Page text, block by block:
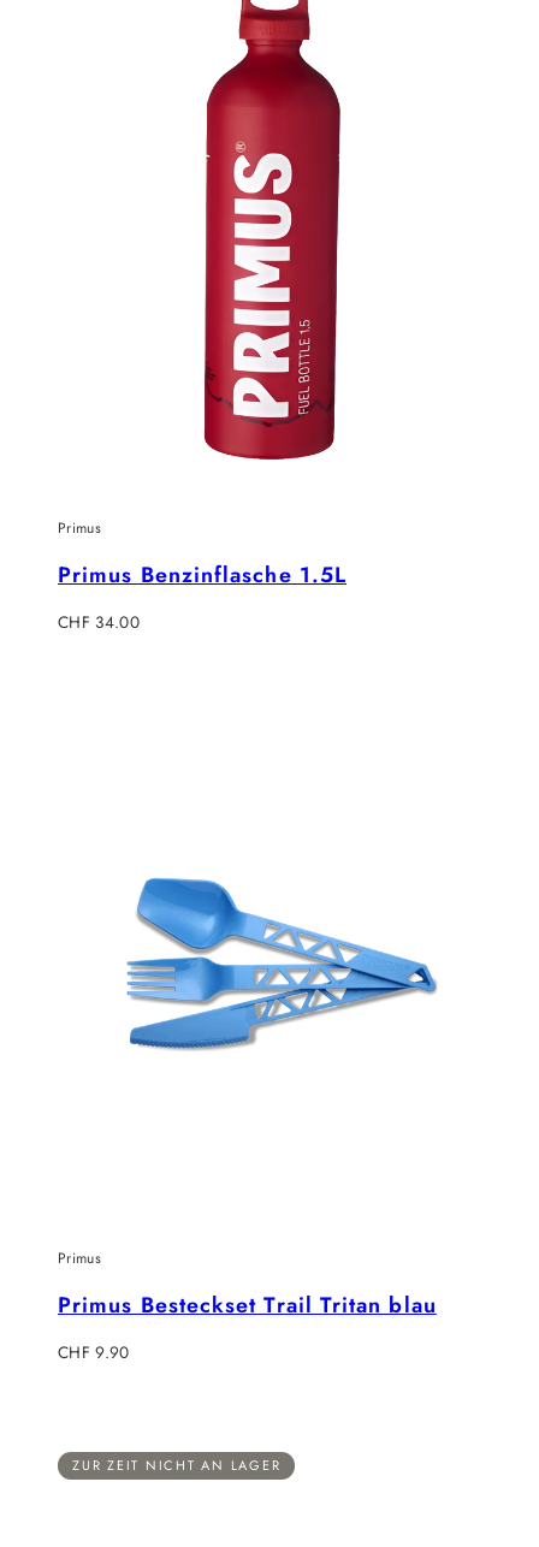
Primus
Primus Benzinflasche 1.5L
Regulärer
CHF 34.00
Primus
Primus Besteckset Trail Tritan blau
Regulärer
CHF 9.90
ZUR ZEIT NICHT AN LAGER